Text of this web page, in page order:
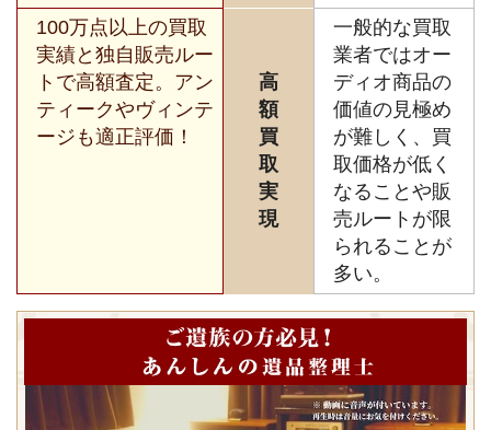
100万点以上の買取
実績と独自販売ルー
トで高額査定。アン
ティークやヴィンテ
ージも適正評価！
高
額
買
取
実
現
一般的な買取
業者ではオー
ディオ商品の
価値の見極め
が難しく、買
取価格が低く
なることや販
売ルートが限
られることが
多い。